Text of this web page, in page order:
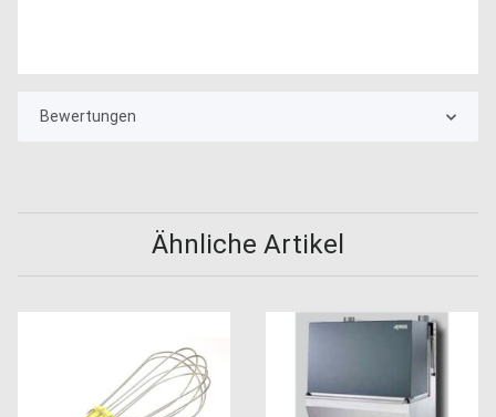
Bewertungen
Ähnliche Artikel